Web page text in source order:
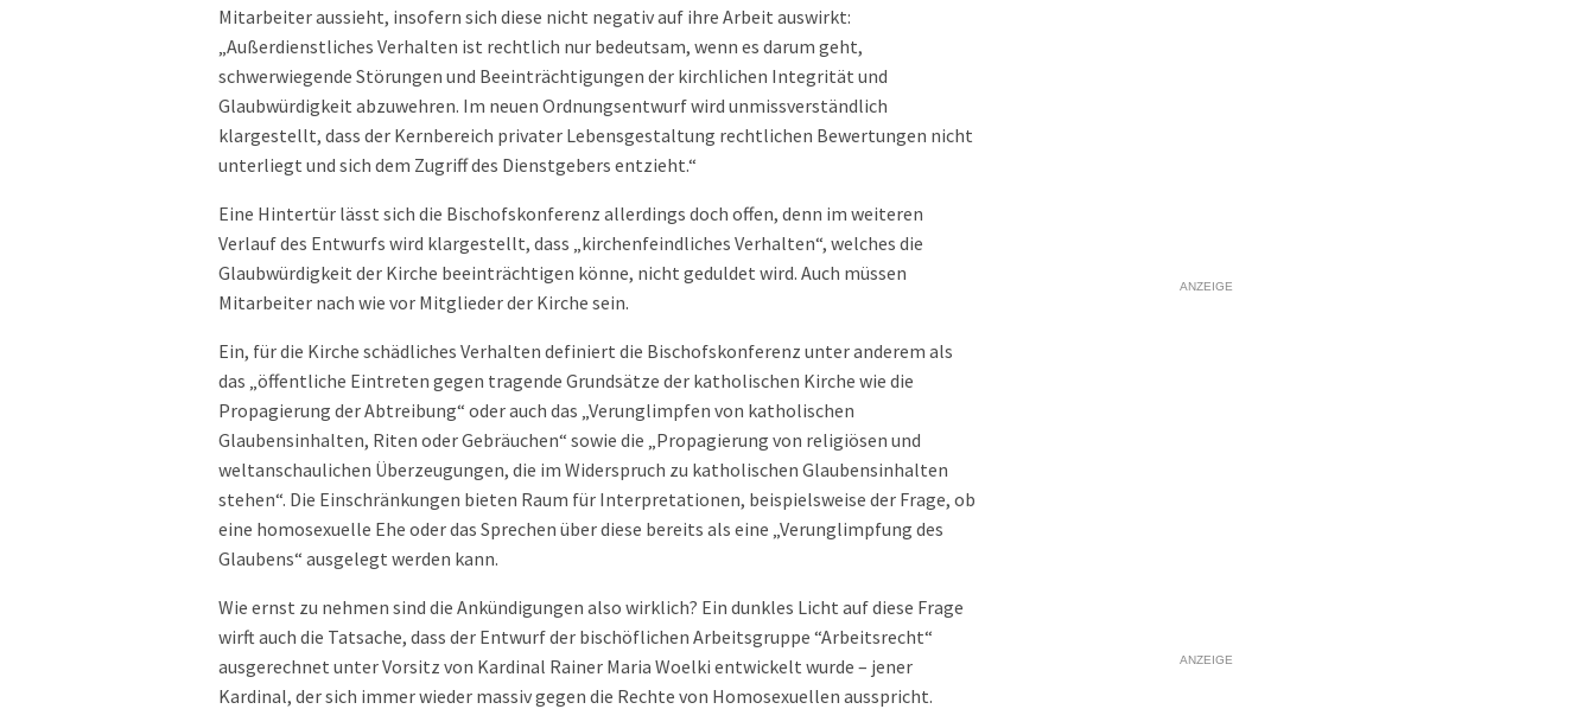
Mitarbeiter aussieht, insofern sich diese nicht negativ auf ihre Arbeit auswirkt:
„Außerdienstliches Verhalten ist rechtlich nur bedeutsam, wenn es darum geht,
schwerwiegende Störungen und Beeinträchtigungen der kirchlichen Integrität und
Glaubwürdigkeit abzuwehren. Im neuen Ordnungsentwurf wird unmissverständlich
klargestellt, dass der Kernbereich privater Lebensgestaltung rechtlichen Bewertungen nicht
unterliegt und sich dem Zugriff des Dienstgebers entzieht.“
Eine Hintertür lässt sich die Bischofskonferenz allerdings doch offen, denn im weiteren
Verlauf des Entwurfs wird klargestellt, dass „kirchenfeindliches Verhalten“, welches die
Glaubwürdigkeit der Kirche beeinträchtigen könne, nicht geduldet wird. Auch müssen
Mitarbeiter nach wie vor Mitglieder der Kirche sein.
Ein, für die Kirche schädliches Verhalten definiert die Bischofskonferenz unter anderem als
das „öffentliche Eintreten gegen tragende Grundsätze der katholischen Kirche wie die
Propagierung der Abtreibung“ oder auch das „Verunglimpfen von katholischen
Glaubensinhalten, Riten oder Gebräuchen“ sowie die „Propagierung von religiösen und
weltanschaulichen Überzeugungen, die im Widerspruch zu katholischen Glaubensinhalten
stehen“. Die Einschränkungen bieten Raum für Interpretationen, beispielsweise der Frage, ob
eine homosexuelle Ehe oder das Sprechen über diese bereits als eine „Verunglimpfung des
Glaubens“ ausgelegt werden kann.
Wie ernst zu nehmen sind die Ankündigungen also wirklich? Ein dunkles Licht auf diese Frage
wirft auch die Tatsache, dass der Entwurf der bischöflichen Arbeitsgruppe “Arbeitsrecht“
ausgerechnet unter Vorsitz von Kardinal Rainer Maria Woelki entwickelt wurde – jener
Kardinal, der sich immer wieder massiv gegen die Rechte von Homosexuellen ausspricht.
ANZEIGE
ANZEIGE